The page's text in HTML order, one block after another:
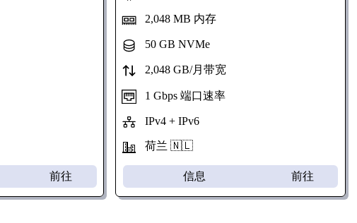
前往
2,048 MB 内存
50 GB NVMe
2,048 GB/月带宽
1 Gbps 端口速率
IPv4 + IPv6
荷兰 🇳🇱
信息 前往